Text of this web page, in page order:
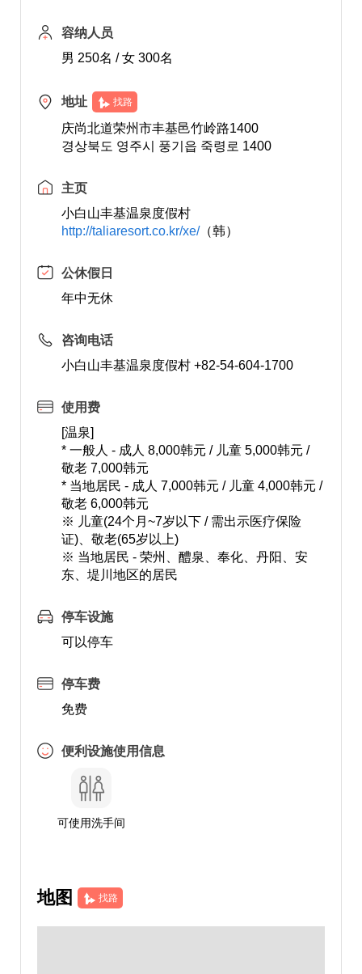
容纳人员
男 250名 / 女 300名
地址 找路
庆尚北道荣州市丰基邑竹岭路1400
경상북도 영주시 풍기읍 죽령로 1400
主页
小白山丰基温泉度假村
http://taliaresort.co.kr/xe/（韩）
公休假日
年中无休
咨询电话
小白山丰基温泉度假村 +82-54-604-1700
使用费
[温泉]
* 一般人 - 成人 8,000韩元 / 儿童 5,000韩元 /
敬老 7,000韩元
* 当地居民 - 成人 7,000韩元 / 儿童 4,000韩元 /
敬老 6,000韩元
※ 儿童(24个月~7岁以下 / 需出示医疗保险
证)、敬老(65岁以上)
※ 当地居民 - 荣州、醴泉、奉化、丹阳、安
东、堤川地区的居民
停车设施
可以停车
停车费
免费
便利设施使用信息
可使用洗手间
地图 找路